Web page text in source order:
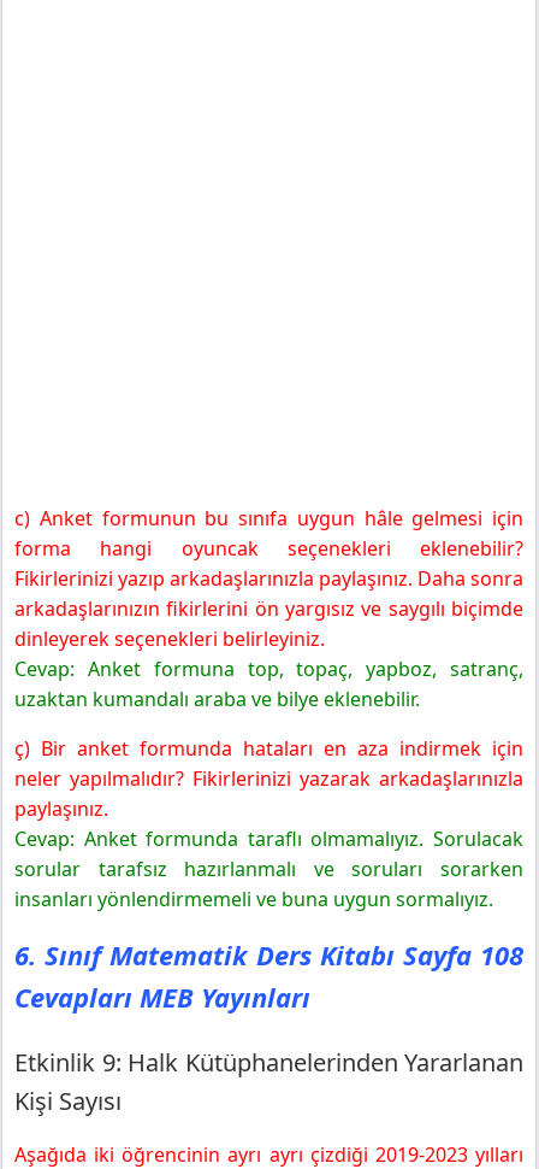
c) Anket formunun bu sınıfa uygun hâle gelmesi için
forma hangi oyuncak seçenekleri eklenebilir?
Fikirlerinizi yazıp arkadaşlarınızla paylaşınız. Daha sonra
arkadaşlarınızın fikirlerini ön yargısız ve saygılı biçimde
dinleyerek seçenekleri belirleyiniz.
Cevap: Anket formuna top, topaç, yapboz, satranç,
uzaktan kumandalı araba ve bilye eklenebilir.
ç) Bir anket formunda hataları en aza indirmek için
neler yapılmalıdır? Fikirlerinizi yazarak arkadaşlarınızla
paylaşınız.
Cevap: Anket formunda taraflı olmamalıyız. Sorulacak
sorular tarafsız hazırlanmalı ve soruları sorarken
insanları yönlendirmemeli ve buna uygun sormalıyız.
6. Sınıf Matematik Ders Kitabı Sayfa 108
Cevapları MEB Yayınları
Etkinlik 9: Halk Kütüphanelerinden Yararlanan
Kişi Sayısı
Aşağıda iki öğrencinin ayrı ayrı çizdiği 2019-2023 yılları